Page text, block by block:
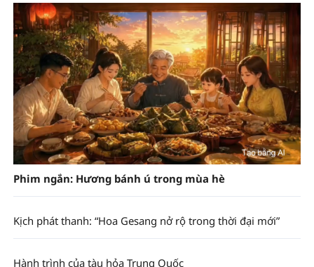
Phim ngắn: Hương bánh ú trong mùa hè
Kịch phát thanh: “Hoa Gesang nở rộ trong thời đại mới”
Hành trình của tàu hỏa Trung Quốc